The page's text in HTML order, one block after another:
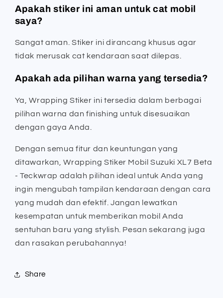
Apakah stiker ini aman untuk cat mobil
saya?
Sangat aman. Stiker ini dirancang khusus agar
tidak merusak cat kendaraan saat dilepas.
Apakah ada pilihan warna yang tersedia?
Ya, Wrapping Stiker ini tersedia dalam berbagai
pilihan warna dan finishing untuk disesuaikan
dengan gaya Anda.
Dengan semua fitur dan keuntungan yang
ditawarkan, Wrapping Stiker Mobil Suzuki XL7 Beta
- Teckwrap adalah pilihan ideal untuk Anda yang
ingin mengubah tampilan kendaraan dengan cara
yang mudah dan efektif. Jangan lewatkan
kesempatan untuk memberikan mobil Anda
sentuhan baru yang stylish. Pesan sekarang juga
dan rasakan perubahannya!
Share